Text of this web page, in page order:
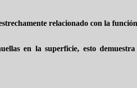
relacionado con la
en la superficie, esto